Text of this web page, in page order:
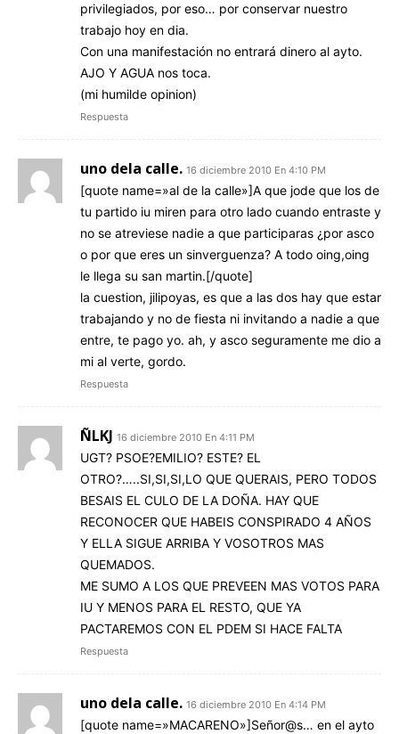
privilegiados, por eso… por conservar nuestro
trabajo hoy en dia.
Con una manifestación no entrará dinero al ayto.
AJO Y AGUA nos toca.
(mi humilde opinion)
Respuesta
uno dela calle. 16 diciembre 2010 En 4:10 PM
[quote name=»al de la calle»]A que jode que los de
tu partido iu miren para otro lado cuando entraste y
no se atreviese nadie a que participaras ¿por asco
o por que eres un sinverguenza? A todo oing,oing
le llega su san martin.[/quote]
la cuestion, jilipoyas, es que a las dos hay que estar
trabajando y no de fiesta ni invitando a nadie a que
entre, te pago yo. ah, y asco seguramente me dio a
mi al verte, gordo.
Respuesta
ÑLKJ 16 diciembre 2010 En 4:11 PM
UGT? PSOE?EMILIO? ESTE? EL
OTRO?…..SI,SI,SI,LO QUE QUERAIS, PERO TODOS
BESAIS EL CULO DE LA DOÑA. HAY QUE
RECONOCER QUE HABEIS CONSPIRADO 4 AÑOS
Y ELLA SIGUE ARRIBA Y VOSOTROS MAS
QUEMADOS.
ME SUMO A LOS QUE PREVEEN MAS VOTOS PARA
IU Y MENOS PARA EL RESTO, QUE YA
PACTAREMOS CON EL PDEM SI HACE FALTA
Respuesta
uno dela calle. 16 diciembre 2010 En 4:14 PM
[quote name=»MACARENO»]Señor@s… en el ayto